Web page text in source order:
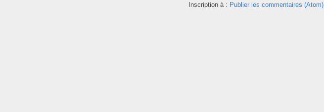
Inscription à : Publier les commentaires (Atom)